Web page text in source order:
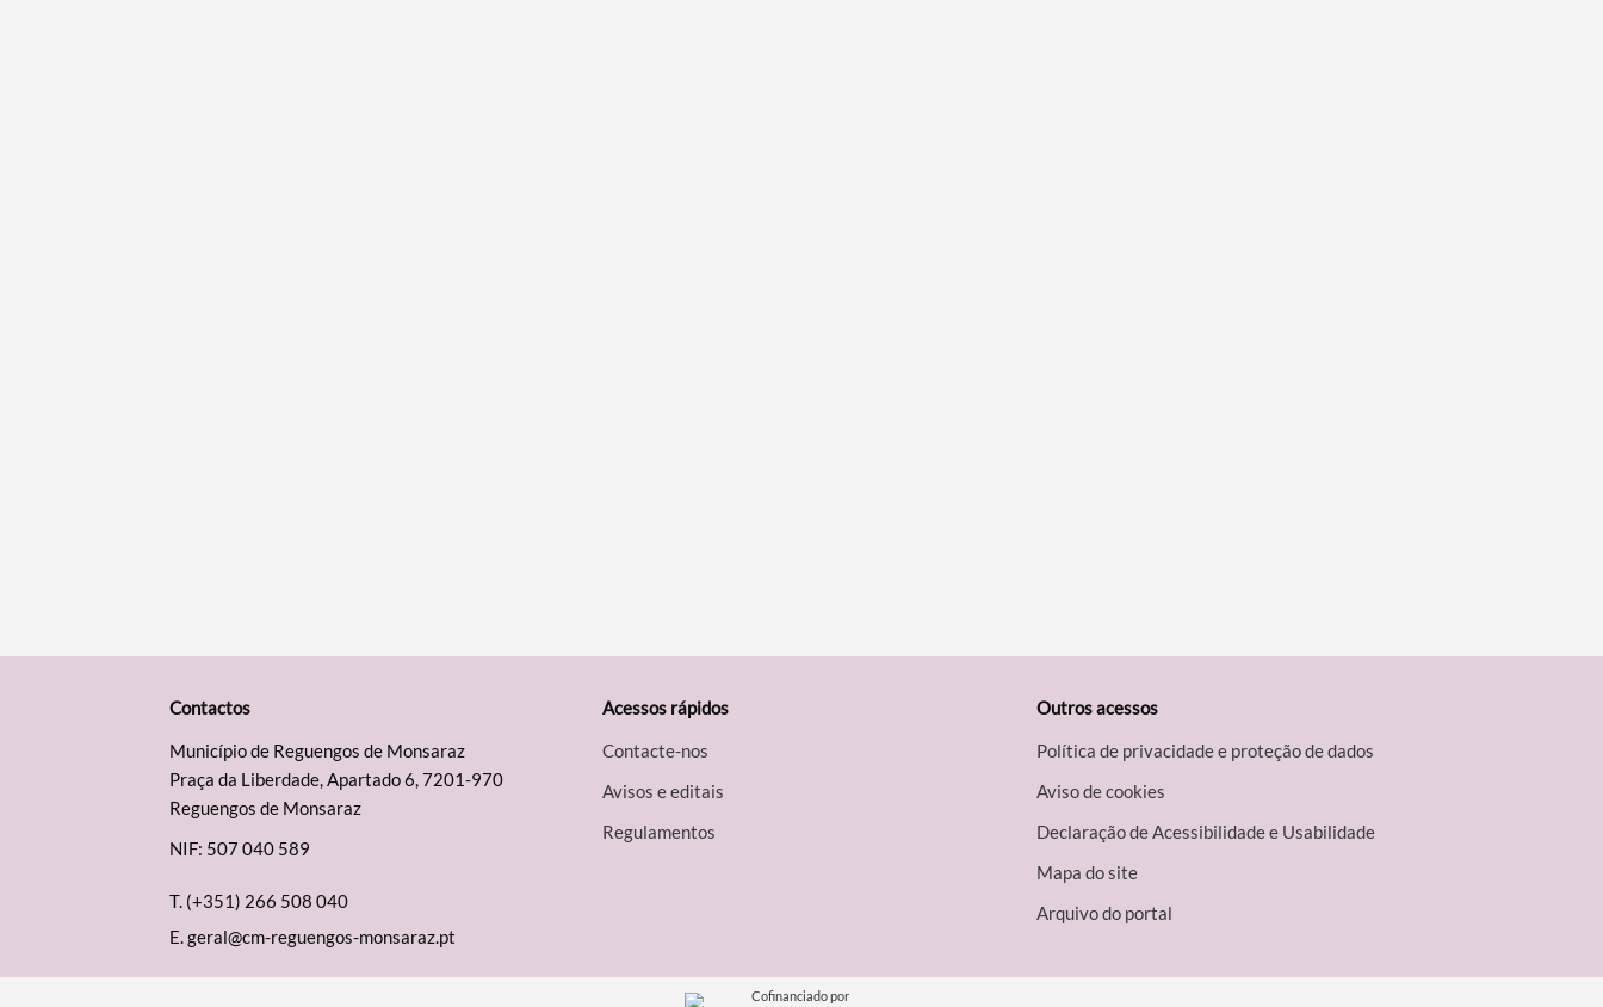
Contactos
Município de Reguengos de Monsaraz
Praça da Liberdade, Apartado 6, 7201-970
Reguengos de Monsaraz
NIF: 507 040 589
T. (+351) 266 508 040
E.geral@cm-reguengos-monsaraz.pt
Acessos rápidos
Contacte-nos
Avisos e editais
Regulamentos
Outros acessos
Política de privacidade e proteção de dados
Aviso de cookies
Declaração de Acessibilidade e Usabilidade
Mapa do site
Arquivo do portal
Cofinanciado por